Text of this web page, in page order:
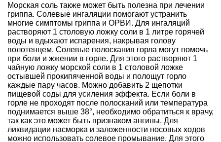
Морская соль также может быть полезна при лечении
гриппа. Солевые ингаляции помогают устранить
многие симптомы гриппа и ОРВИ. Для ингаляций
растворяют 1 столовую ложку соли в 1 литре горячей
воды и вдыхают испарения, накрывая голову
полотенцем. Солевые полоскания горла могут помочь
при боли и жжении в горле. Для этого растворяют 1
чайную ложку морской соли в 1 столовой ложке
остывшей прокипяченной воды и полощут горло
каждые пару часов. Можно добавить 2 щепотки
пищевой соды для усиления эффекта. Если боли в
горле не проходят после полосканий или температура
поднимается выше 38°, необходимо обратиться к врачу,
так как это может быть признаком ангины. Для
ликвидации насморка и заложенности носовых ходов
можно использовать солевое промывание. Для этого